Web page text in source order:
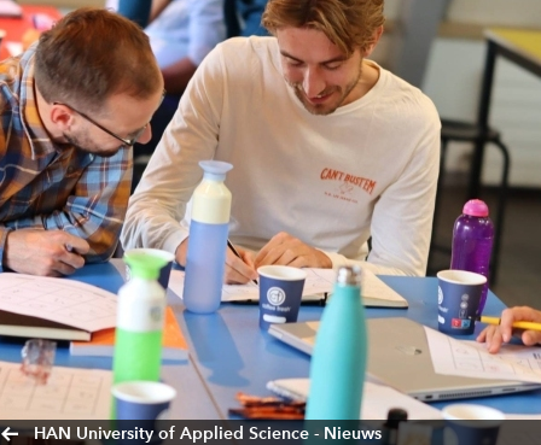
HAN University of Applied Science - Nieuws